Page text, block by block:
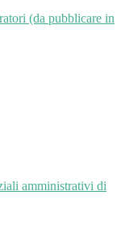
(da pubblicare in
amministrativi di